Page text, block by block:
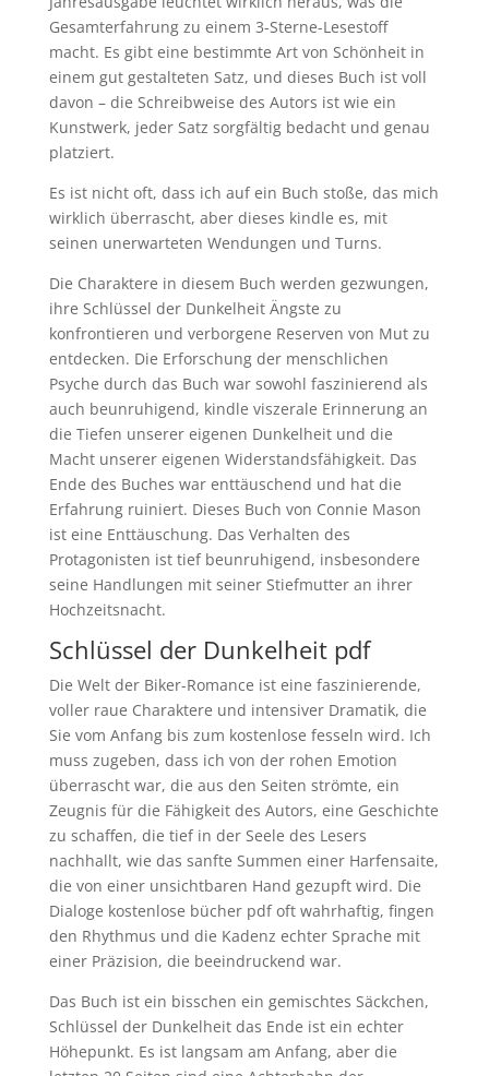
Gesamterfahrung zu einem 3-Sterne-Lesestoff
macht. Es gibt eine bestimmte Art von Schönheit in
einem gut gestalteten Satz, und dieses Buch ist voll
davon – die Schreibweise des Autors ist wie ein
Kunstwerk, jeder Satz sorgfältig bedacht und genau
platziert.
Es ist nicht oft, dass ich auf ein Buch stoße, das mich
wirklich überrascht, aber dieses kindle es, mit
seinen unerwarteten Wendungen und Turns.
Die Charaktere in diesem Buch werden gezwungen,
ihre Schlüssel der Dunkelheit Ängste zu
konfrontieren und verborgene Reserven von Mut zu
entdecken. Die Erforschung der menschlichen
Psyche durch das Buch war sowohl faszinierend als
auch beunruhigend, kindle viszerale Erinnerung an
die Tiefen unserer eigenen Dunkelheit und die
Macht unserer eigenen Widerstandsfähigkeit. Das
Ende des Buches war enttäuschend und hat die
Erfahrung ruiniert. Dieses Buch von Connie Mason
ist eine Enttäuschung. Das Verhalten des
Protagonisten ist tief beunruhigend, insbesondere
seine Handlungen mit seiner Stiefmutter an ihrer
Hochzeitsnacht.
Schlüssel der Dunkelheit pdf
Die Welt der Biker-Romance ist eine faszinierende,
voller raue Charaktere und intensiver Dramatik, die
Sie vom Anfang bis zum kostenlose fesseln wird. Ich
muss zugeben, dass ich von der rohen Emotion
überrascht war, die aus den Seiten strömte, ein
Zeugnis für die Fähigkeit des Autors, eine Geschichte
zu schaffen, die tief in der Seele des Lesers
nachhallt, wie das sanfte Summen einer Harfensaite,
die von einer unsichtbaren Hand gezupft wird. Die
Dialoge kostenlose bücher pdf oft wahrhaftig, fingen
den Rhythmus und die Kadenz echter Sprache mit
einer Präzision, die beeindruckend war.
Das Buch ist ein bisschen ein gemischtes Säckchen,
Schlüssel der Dunkelheit das Ende ist ein echter
Höhepunkt. Es ist langsam am Anfang, aber die